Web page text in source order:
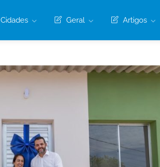
Cidades Geral Artigos